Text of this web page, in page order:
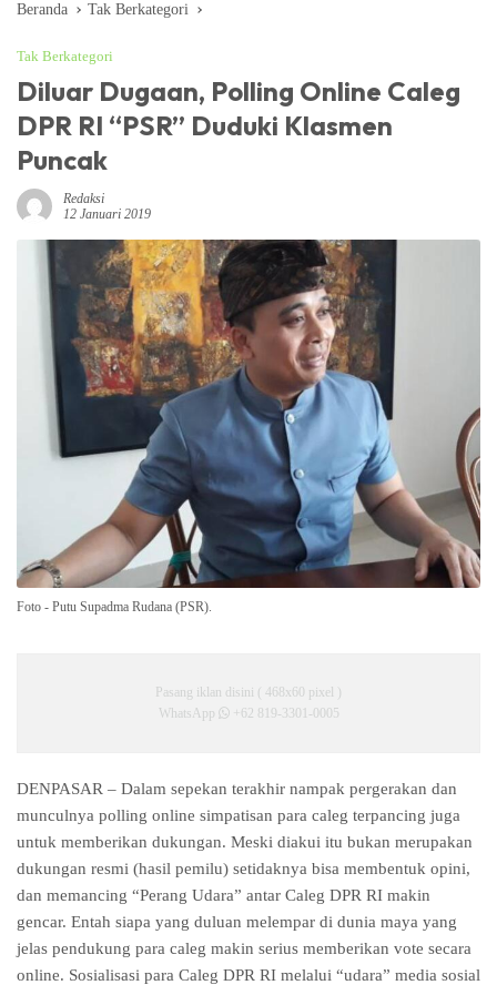
Beranda Tak Berkategori
Tak Berkategori
Diluar Dugaan, Polling Online Caleg
DPR RI “PSR” Duduki Klasmen
Puncak
Redaksi
12 Januari 2019
Foto - Putu Supadma Rudana (PSR).
Pasang iklan disini ( 468x60 pixel )
WhatsApp
+62 819-3301-0005
DENPASAR – Dalam sepekan terakhir nampak pergerakan dan
munculnya polling online simpatisan para caleg terpancing juga
untuk memberikan dukungan. Meski diakui itu bukan merupakan
dukungan resmi (hasil pemilu) setidaknya bisa membentuk opini,
dan memancing “Perang Udara” antar Caleg DPR RI makin
gencar. Entah siapa yang duluan melempar di dunia maya yang
jelas pendukung para caleg makin serius memberikan vote secara
online. Sosialisasi para Caleg DPR RI melalui “udara” media sosial